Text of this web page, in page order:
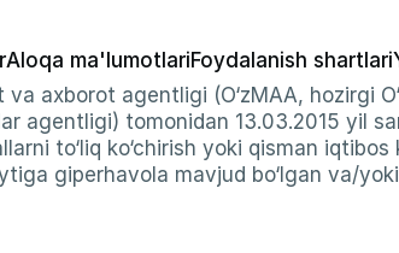
Aloqa ma'lumotlariFoydalanish shartlari
axborot agentligi (O‘zMAA, hozirgi
agentligi) tomonidan 13.03.2015 yil
to‘liq ko‘chirish yoki qisman
giperhavola mavjud bo‘lgan va/